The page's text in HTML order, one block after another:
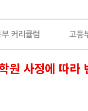
커리큘럼 고등
원 사정에 따라